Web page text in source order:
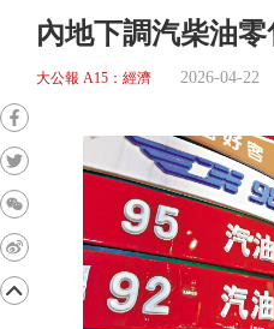
內地下調汽柴油
大公報 A15：經濟 2026-04-22